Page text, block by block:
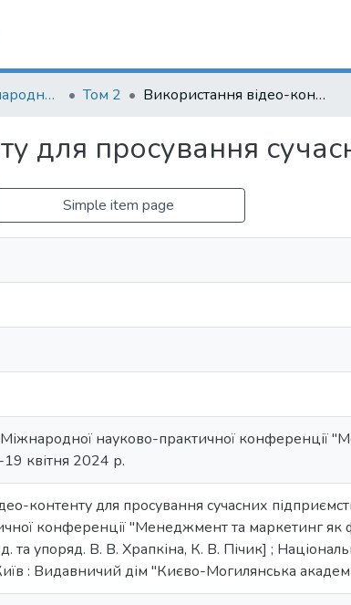
Матеріали II Міжнародної науково-практичної конференції "Менеджмент та маркетинг як фактори розвитку бізнесу", 17-19 квітня 2024 р. Том 2 Використання відео-контенту для просування сучасних підприємств
для просування
Simple item page
Міжнародної науково-практичної конференції
квітня 2024 р.
контенту для просування сучасних
конференції "Менеджмент та маркетинг як
та упоряд. В. В. Храпкіна, К. В. Пічик] ;
: Видавничий дім "Києво-Могилянська